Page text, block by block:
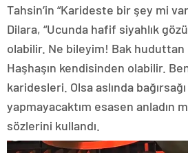
Tahsin’in “Karideste bir şey mi
Dilara, “Ucunda hafif siyahlık
olabilir. Ne bileyim! Bak huduttan
Haşhaşın kendisinden olabilir.
karidesleri. Olsa aslında
yapmayacaktım esasen anladın
sözlerini kullandı.